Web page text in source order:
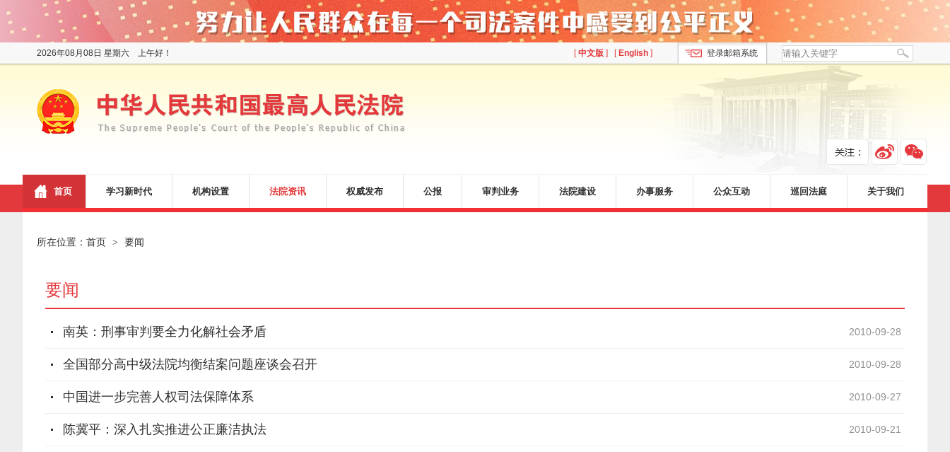
[中文版 ] [ English ]
2026年08月08日 星期六 上午好！ 登录邮箱系统
首页 学习新时代 机构设置 法院资讯 权威发布 公报 审判业务 法院建设 办事服务 公众互动 巡回法庭 关于我们
所在位置： 首页 > 要闻
要闻
南英：刑事审判要全力化解社会矛盾 2010-09-28
全国部分高中级法院均衡结案问题座谈会召开 2010-09-28
中国进一步完善人权司法保障体系 2010-09-27
陈冀平：深入扎实推进公正廉洁执法 2010-09-21